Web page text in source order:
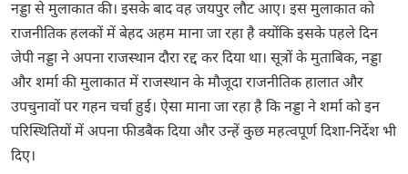
नड्डा से मुलाकात की। इसके बाद वह जयपुर लौट आए। इस मुलाकात को
राजनीतिक हलकों में बेहद अहम माना जा रहा है क्योंकि इसके पहले दिन
जेपी नड्डा ने अपना राजस्थान दौरा रद्द कर दिया था। सूत्रों के मुताबिक, नड्डा
और शर्मा की मुलाकात में राजस्थान के मौजूदा राजनीतिक हालात और
उपचुनावों पर गहन चर्चा हुई। ऐसा माना जा रहा है कि नड्डा ने शर्मा को इन
परिस्थितियों में अपना फीडबैक दिया और उन्हें कुछ महत्वपूर्ण दिशा-निर्देश भी
दिए।